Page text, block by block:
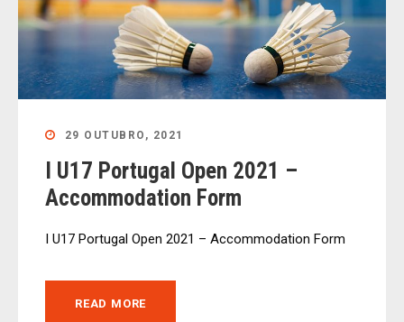
29 OUTUBRO, 2021
I U17 Portugal Open 2021 –
Accommodation Form
I U17 Portugal Open 2021 – Accommodation Form
READ MORE